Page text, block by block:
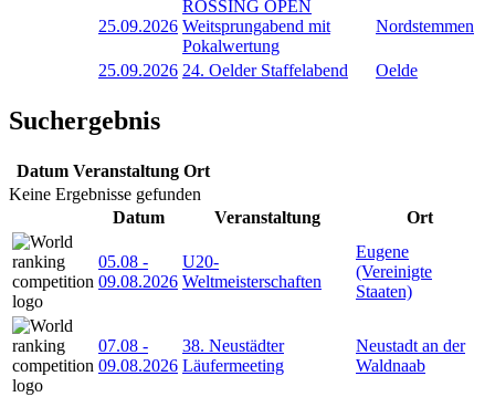
25.09.2026
RÖSSING OPEN
Weitsprungabend mit
Pokalwertung
Nordstemmen
25.09.2026 24. Oelder Staffelabend Oelde
Suchergebnis
Datum Veranstaltung Ort
Keine Ergebnisse gefunden
Datum
Veranstaltung Ort
05.08 -
09.08.2026
U20-
Weltmeisterschaften
Eugene
(Vereinigte
Staaten)
07.08 -
09.08.2026
38. Neustädter
Läufermeeting
Neustadt an der
Waldnaab